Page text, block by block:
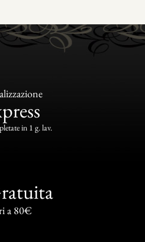
in 1 g. lav.
a 80€